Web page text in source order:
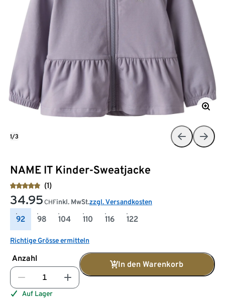
NAME IT Kinder-Sweatjacke
(1)
34.95 CHFinkl. MwSt.zzgl. Versandkosten
92 98 104 110 116 122
Richtige Grösse ermitteln
Anzahl
In den Warenkorb
Auf Lager
1/3